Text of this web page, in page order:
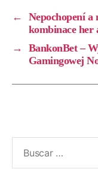
←
Nepochopení a
kombinace her
→
BankonBet –
Gamingowej